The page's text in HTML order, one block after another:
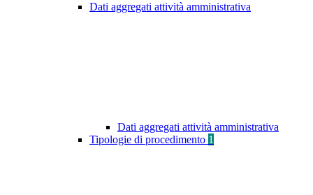
Dati aggregati attività amministrativa
Dati aggregati attività amministrativa
Tipologie di procedimento 1